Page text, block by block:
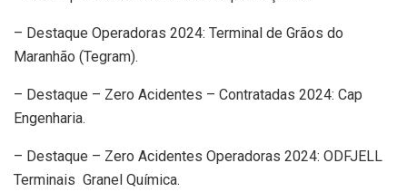
– Destaque Operadoras 2024: Terminal de Grãos do
Maranhão (Tegram).
– Destaque – Zero Acidentes – Contratadas 2024: Cap
Engenharia.
– Destaque – Zero Acidentes Operadoras 2024: ODFJELL
Terminais Granel Química.